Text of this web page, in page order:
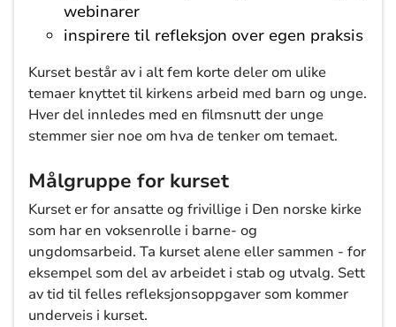
webinarer
inspirere til refleksjon over egen praksis
Kurset består av i alt fem korte deler om ulike
temaer knyttet til kirkens arbeid med barn og unge.
Hver del innledes med en filmsnutt der unge
stemmer sier noe om hva de tenker om temaet.
Målgruppe for kurset
Kurset er for ansatte og frivillige i Den norske kirke
som har en voksenrolle i barne- og
ungdomsarbeid. Ta kurset alene eller sammen - for
eksempel som del av arbeidet i stab og utvalg. Sett
av tid til felles refleksjonsoppgaver som kommer
underveis i kurset.